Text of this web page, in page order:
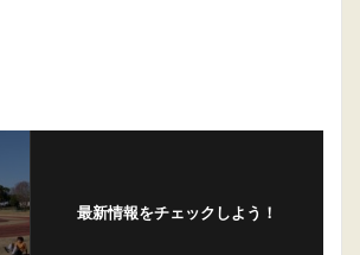
最新情報をチェックしよう！